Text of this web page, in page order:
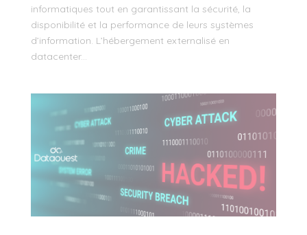
informatiques tout en garantissant la sécurité, la
disponibilité et la performance de leurs systèmes
d’information. L’hébergement externalisé en
datacenter...